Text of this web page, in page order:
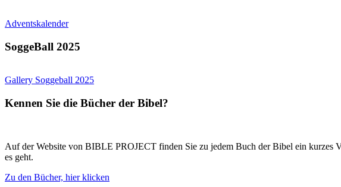
Adventskalender
SoggeBall 2025
Gallery Soggeball 2025
Kennen Sie die Bücher der Bibel?
Auf der Website von BIBLE PROJECT finden Sie zu jedem Buch der Bibel ein kurzes
es geht.
Zu den Bücher, hier klicken